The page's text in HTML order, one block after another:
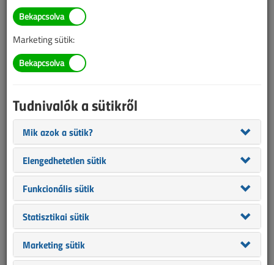
Tudnivalók az online cikkvásárlásról
Van más mód ahhoz, hogy hozzáférjek egy cikkhez?
A megvásárolt cikket megkapom nyomtatott formában
Meddig érvényes a hozzáférés a megvásárolt cikkhez?
VL előfizetés
Marketing sütik:
Tudnivalók a sütikről
Mik azok a sütik?
Elengedhetetlen sütik
Funkcionális sütik
Statisztikai sütik
Marketing sütik